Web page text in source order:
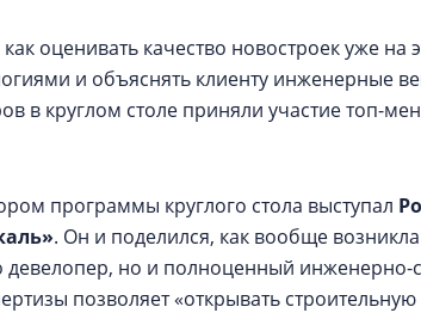
оценивать качество новостроек уже на
и объяснять клиенту инженерные
в круглом столе приняли участие топ-
программы круглого стола выступал
. Он и поделился, как вообще
но и полноценный инженерно-
позволяет «открывать